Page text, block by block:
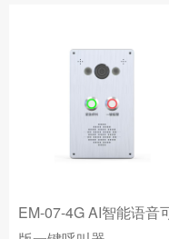
音可视 G02智能网关